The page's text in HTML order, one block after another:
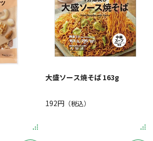
大盛ソース焼そば 163g
192円（税込）